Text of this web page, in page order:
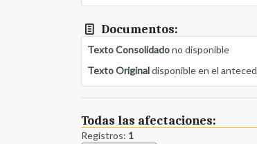
Documentos:
Texto Consolidadono disponible
Texto Originaldisponible en el
Todas las afectaciones:
Registros: 1